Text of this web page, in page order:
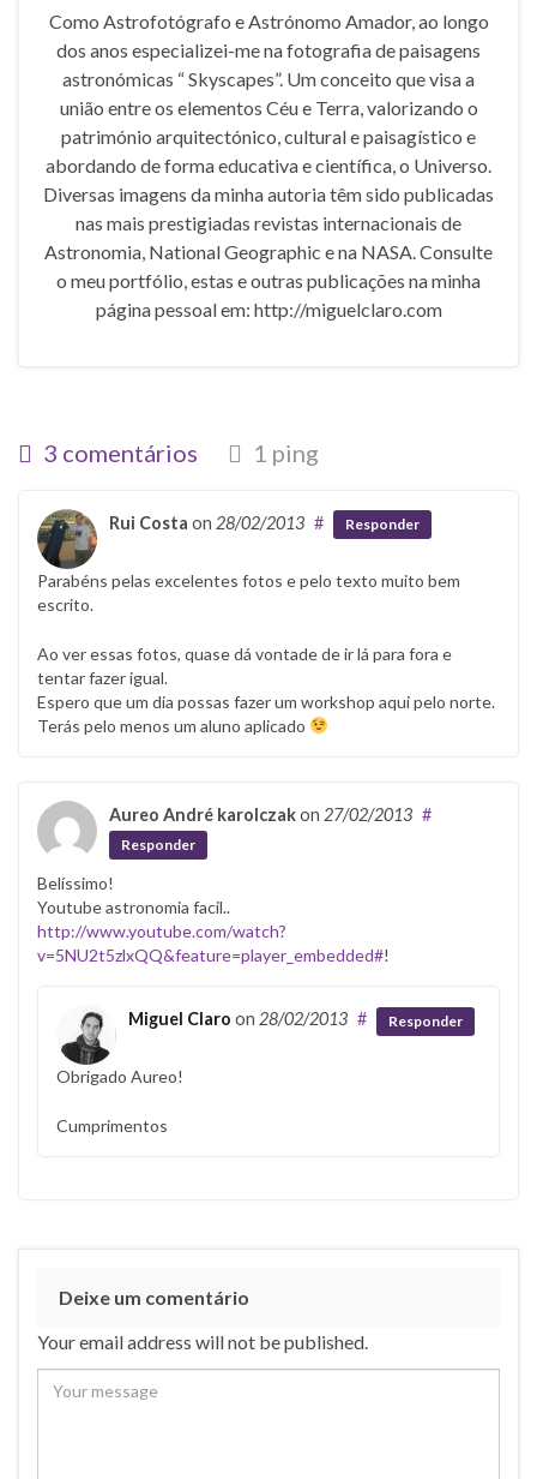
Como Astrofotógrafo e Astrónomo Amador, ao longo
dos anos especializei-me na fotografia de paisagens
astronómicas “ Skyscapes”. Um conceito que visa a
união entre os elementos Céu e Terra, valorizando o
património arquitectónico, cultural e paisagístico e
abordando de forma educativa e científica, o Universo.
Diversas imagens da minha autoria têm sido publicadas
nas mais prestigiadas revistas internacionais de
Astronomia, National Geographic e na NASA. Consulte
o meu portfólio, estas e outras publicações na minha
página pessoal em: http://miguelclaro.com
3 comentários 1 ping
Rui Costa on 28/02/2013 # Responder
Parabéns pelas excelentes fotos e pelo texto muito bem
escrito.
Ao ver essas fotos, quase dá vontade de ir lá para fora e
tentar fazer igual.
Espero que um dia possas fazer um workshop aqui pelo norte.
Terás pelo menos um aluno aplicado
Aureo André karolczakon 27/02/2013 #
Responder
Belíssimo!
Youtube astronomia facil..
http://www.youtube.com/watch?
v=5NU2t5zlxQQ&feature=player_embedded#!
Miguel Claro on 28/02/2013 # Responder
Obrigado Aureo!
Cumprimentos
Deixe um comentário
Your email address will not be published.